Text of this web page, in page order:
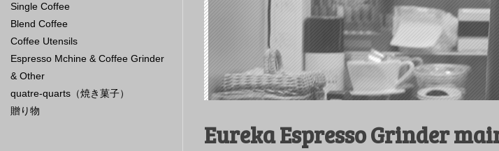
Eureka Espresso Grinder
Single Coffee
Blend Coffee
Coffee Utensils
Espresso Mchine & Coffee Grinder
& Other
quatre-quarts（焼き菓子）
贈り物